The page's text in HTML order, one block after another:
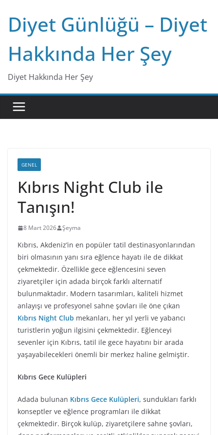
content
Diyet Günlüğü – Diyet
Hakkında Her Şey
Diyet Hakkında Her Şey
GENEL
Kıbrıs Night Club ile
Tanışın!
8 Mart 2026 Şeyma
Kıbrıs, Akdeniz’in en popüler tatil destinasyonlarından
biri olmasının yanı sıra eğlence hayatı ile de dikkat
çekmektedir. Özellikle gece eğlencesini seven
ziyaretçiler için adada birçok farklı alternatif
bulunmaktadır. Modern tasarımları, kaliteli hizmet
anlayışı ve profesyonel sahne şovları ile öne çıkan
Kıbrıs Night Club mekanları, her yıl yerli ve yabancı
turistlerin yoğun ilgisini çekmektedir. Eğlenceyi
sevenler için Kıbrıs, tatil ile gece hayatını bir arada
yaşayabilecekleri önemli bir merkez haline gelmiştir.
Kıbrıs Gece Kulüpleri
Adada bulunan Kıbrıs Gece Kulüpleri, sundukları farklı
konseptler ve eğlence programları ile dikkat
çekmektedir. Birçok kulüp, ziyaretçilere sahne şovları,